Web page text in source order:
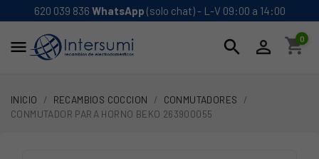
620 039 836 WhatsApp (solo chat) - L-V 09:00 a 14:00
 search  shopping_cart
0
INICIO RECAMBIOS COCCION
CONMUTADORES
CONMUTADOR PARA HORNO BEKO 263900055